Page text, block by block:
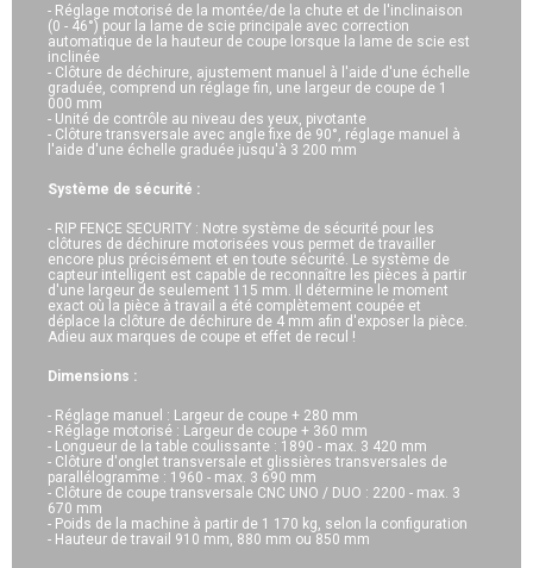
- Réglage motorisé de la montée/de la chute et de l'inclinaison
(0 - 46°) pour la lame de scie principale avec correction
automatique de la hauteur de coupe lorsque la lame de scie est
inclinée
- Clôture de déchirure, ajustement manuel à l'aide d'une échelle
graduée, comprend un réglage fin, une largeur de coupe de 1
000 mm
- Unité de contrôle au niveau des yeux, pivotante
- Clôture transversale avec angle fixe de 90°, réglage manuel à
l'aide d'une échelle graduée jusqu'à 3 200 mm
Système de sécurité :
- RIP FENCE SECURITY : Notre système de sécurité pour les
clôtures de déchirure motorisées vous permet de travailler
encore plus précisément et en toute sécurité. Le système de
capteur intelligent est capable de reconnaître les pièces à partir
d'une largeur de seulement 115 mm. Il détermine le moment
exact où la pièce à travail a été complètement coupée et
déplace la clôture de déchirure de 4 mm afin d'exposer la pièce.
Adieu aux marques de coupe et effet de recul !
Dimensions :
- Réglage manuel : Largeur de coupe + 280 mm
- Réglage motorisé : Largeur de coupe + 360 mm
- Longueur de la table coulissante : 1890 - max. 3 420 mm
- Clôture d'onglet transversale et glissières transversales de
parallélogramme : 1960 - max. 3 690 mm
- Clôture de coupe transversale CNC UNO / DUO : 2200 - max. 3
670 mm
- Poids de la machine à partir de 1 170 kg, selon la configuration
- Hauteur de travail 910 mm, 880 mm ou 850 mm